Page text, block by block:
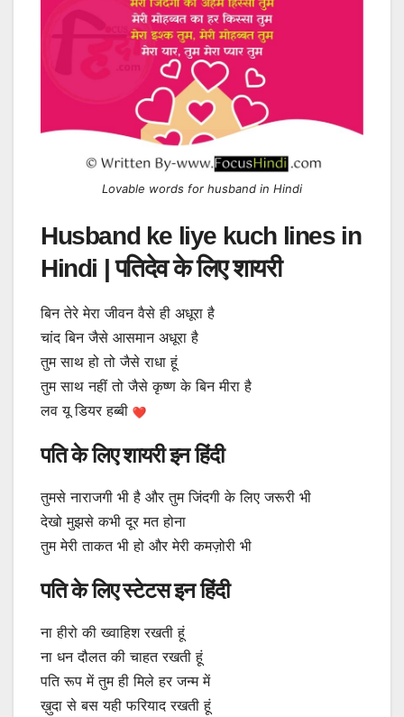
Lovable words for husband in Hindi
Husband ke liye kuch lines in
Hindi | पतिदेव के लिए शायरी
बिन तेरे मेरा जीवन वैसे ही अधूरा है
चांद बिन जैसे आसमान अधूरा है
तुम साथ हो तो जैसे राधा हूं
तुम साथ नहीं तो जैसे कृष्ण के बिन मीरा है
लव यू डियर हब्बी
पति के लिए शायरी इन हिंदी
तुमसे नाराजगी भी है और तुम जिंदगी के लिए जरूरी भी
देखो मुझसे कभी दूर मत होना
तुम मेरी ताकत भी हो और मेरी कमज़ोरी भी
पति के लिए स्टेटस इन हिंदी
ना हीरो की ख्वाहिश रखती हूं
ना धन दौलत की चाहत रखती हूं
पति रूप में तुम ही मिले हर जन्म में
ख़ुदा से बस यही फरियाद रखती हूं